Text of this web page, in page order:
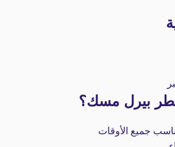
بيرل مسك؟
جميع الأوقات